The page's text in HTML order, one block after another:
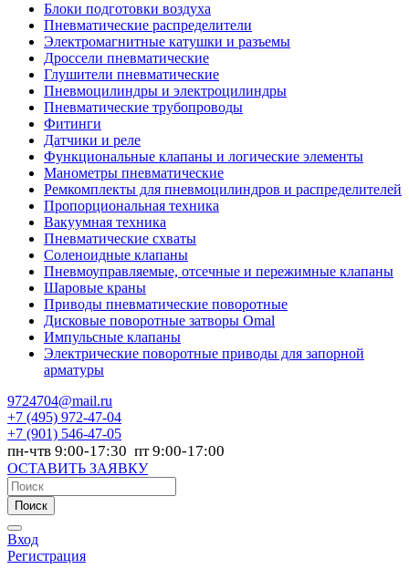
Блоки подготовки воздуха
Пневматические распределители
Электромагнитные катушки и разъемы
Дроссели пневматические
Глушители пневматические
Пневмоцилиндры и электроцилиндры
Пневматические трубопроводы
Фитинги
Датчики и реле
Функциональные клапаны и логические элементы
Манометры пневматические
Ремкомплекты для пневмоцилиндров и распределителей
Пропорциональная техника
Вакуумная техника
Пневматические схваты
Соленоидные клапаны
Пневмоуправляемые, отсечные и пережимные клапаны
Шаровые краны
Приводы пневматические поворотные
Дисковые поворотные затворы Omal
Импульсные клапаны
Электрические поворотные приводы для запорной
арматуры
9724704@mail.ru
+7 (495) 972-47-04
+7 (901) 546-47-05
пн-чтв 9:00-17:30 пт 9:00-17:00
ОСТАВИТЬ ЗАЯВКУ
Поиск
Вход
Регистрация